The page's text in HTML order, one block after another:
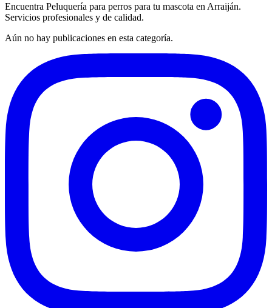
Encuentra Peluquería para perros para tu mascota en Arraiján.
Servicios profesionales y de calidad.
Aún no hay publicaciones en esta categoría.